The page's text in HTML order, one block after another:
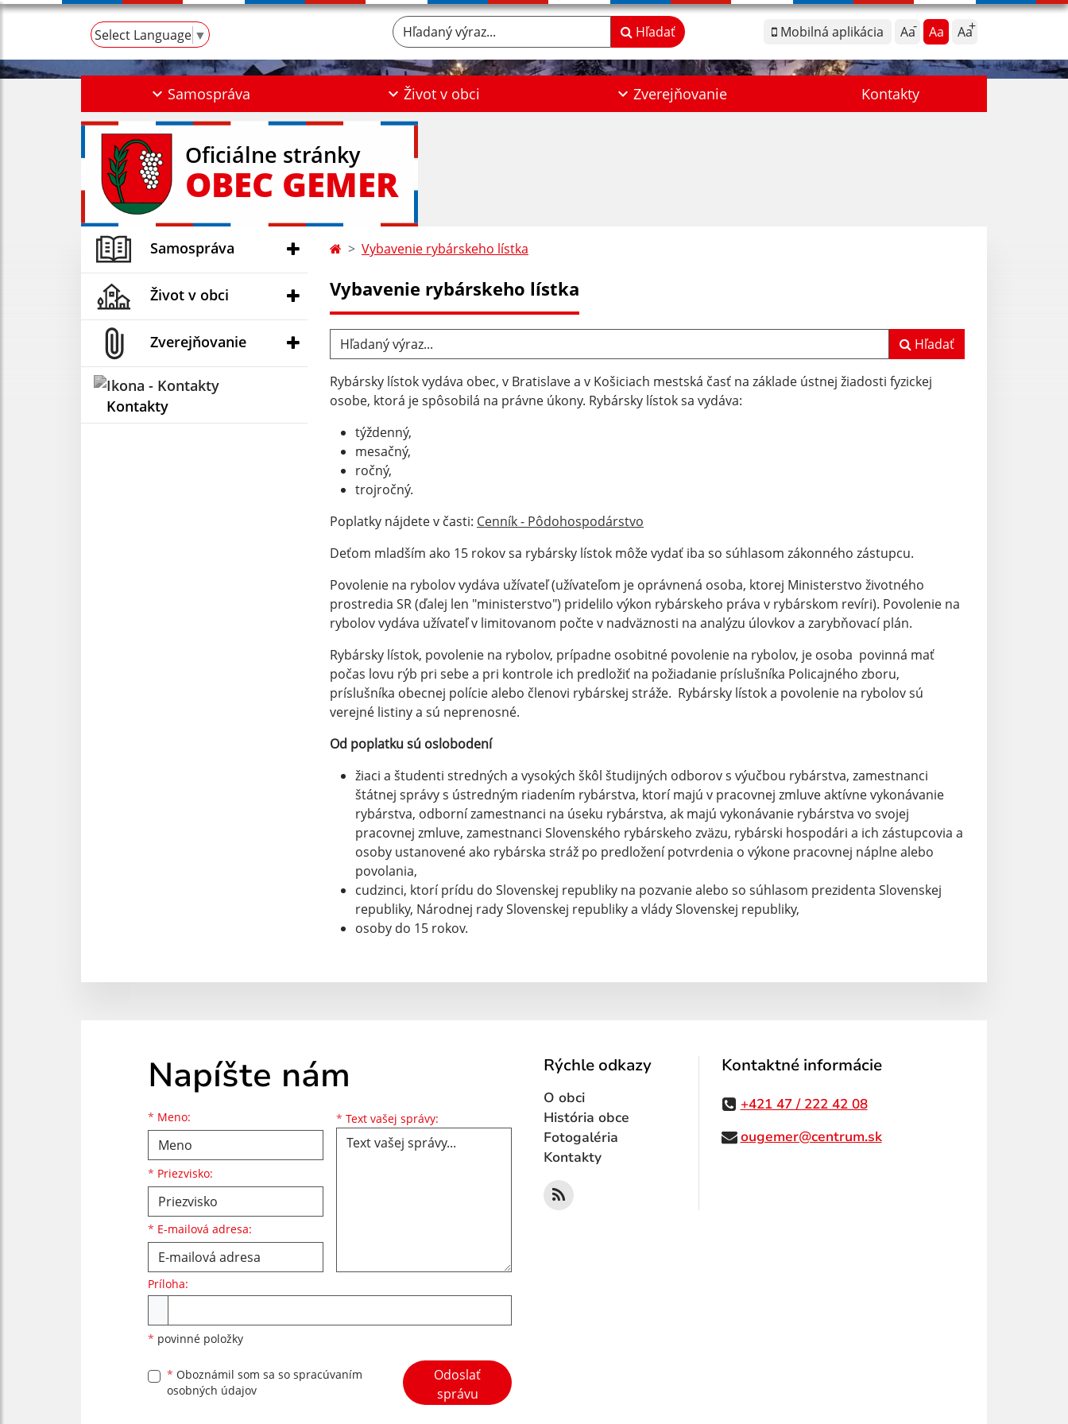
Select Language ▼ Mobilná aplikácia Aa Aa Aa
Hľadaný výraz... Hľadať
Samospráva Život v obci Zverejňovanie Kontakty
Oficiálne stránky
OBEC GEMER
Samospráva
Život v obci
Zverejňovanie
Kontakty
Vybavenie rybárskeho lístka
Vybavenie rybárskeho lístka
Hľadaný výraz... Hľadať
Rybársky lístok vydáva obec, v Bratislave a v Košiciach mestská časť na základe ústnej žiadosti fyzickej
osobe, ktorá je spôsobilá na právne úkony. Rybársky lístok sa vydáva:
týždenný,
mesačný,
ročný,
trojročný.
Poplatky nájdete v časti: Cenník - Pôdohospodárstvo
Deťom mladším ako 15 rokov sa rybársky lístok môže vydať iba so súhlasom zákonného zástupcu.
Povolenie na rybolov vydáva užívateľ (užívateľom je oprávnená osoba, ktorej Ministerstvo životného
prostredia SR (ďalej len "ministerstvo") pridelilo výkon rybárskeho práva v rybárskom revíri). Povolenie na
rybolov vydáva užívateľ v limitovanom počte v nadväznosti na analýzu úlovkov a zarybňovací plán.
Rybársky lístok, povolenie na rybolov, prípadne osobitné povolenie na rybolov, je osoba povinná mať
počas lovu rýb pri sebe a pri kontrole ich predložiť na požiadanie príslušníka Policajného zboru,
príslušníka obecnej polície alebo členovi rybárskej stráže. Rybársky lístok a povolenie na rybolov sú
verejné listiny a sú neprenosné.
Od poplatku sú oslobodení
žiaci a študenti stredných a vysokých škôl študijných odborov s výučbou rybárstva, zamestnanci
štátnej správy s ústredným riadením rybárstva, ktorí majú v pracovnej zmluve aktívne vykonávanie
rybárstva, odborní zamestnanci na úseku rybárstva, ak majú vykonávanie rybárstva vo svojej
pracovnej zmluve, zamestnanci Slovenského rybárskeho zväzu, rybárski hospodári a ich zástupcovia a
osoby ustanovené ako rybárska stráž po predložení potvrdenia o výkone pracovnej náplne alebo
povolania,
cudzinci, ktorí prídu do Slovenskej republiky na pozvanie alebo so súhlasom prezidenta Slovenskej
republiky, Národnej rady Slovenskej republiky a vlády Slovenskej republiky,
osoby do 15 rokov.
Napíšte nám
* Meno:
Meno
* Priezvisko:
Priezvisko
* E-mailová adresa:
E-mailová adresa * Text vašej správy: Text vašej správy...
Príloha:
* povinné položky
* Oboznámil som sa so spracúvaním
osobných údajov
Google reCaptcha Response
Odoslať
správu
Rýchle odkazy
O obci
História obce
Fotogaléria
Kontakty
Kontaktné informácie
+421 47 / 222 42 08
ougemer@centrum.sk